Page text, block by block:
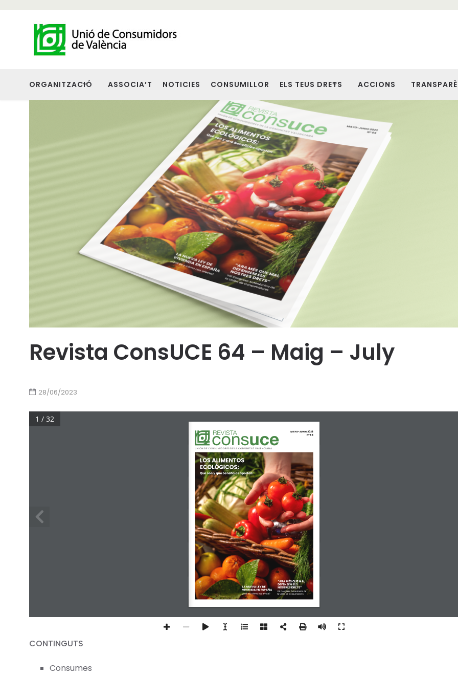
ORGANITZACIÓ ASSOCIA’T NOTICIES CONSUMILLOR ELS TEUS DRETS ACCIONS
Revista ConsUCE 64 – Maig – July
28/06/2023
MAYO-JUNIO 2023
Nº 64
UNIÓN DE CONSUMIDORES DE LA COMUNITAT VALENCIANA
Qué son y qué beneficios aportan
LA NUEVA LEY DE
VIVIENDA EN ESPAÑA
“ARA MÉS QUE MAI,
DEFENSEM ELS
NOSTRES DRETS”
¿Qué es y cómo nos afecta?
VIII Congreso Autonómico de
la Unión de Consumidores
LOS ALIMENTOS
ECOLÓGICOS:
1 / 32
CONTINGUTS
Consumes